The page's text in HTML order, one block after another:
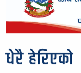
धेरै हेरिएको